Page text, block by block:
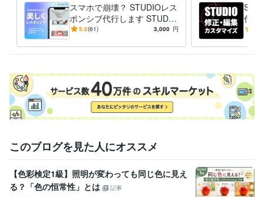
「売れること」に違和感を感じ、意味のある“選ばれる設計”を探し始める
2019年：独学と職業訓練でデザインを習得
経験職種
デザイナー / Webデザイナー
デザイナー / UI/UXデザイナー 経験年数 : 5年
デザイナー / 企画書・資料デザイナー 経験年数 : 5年
営業 / 法人営業 経験年数 : 5年
職歴
受賞歴
スマホで崩壊？ STUDIOレス
ポンシブ代行します STUDIO
サイト、スマホでガタガタ？
5.0(61) 3,000 円
代行
度と
このブログを見た人にオススメ
【色彩検定1級】照明が変わっても同じ色に見え
る？「色の恒常性」とは
記事